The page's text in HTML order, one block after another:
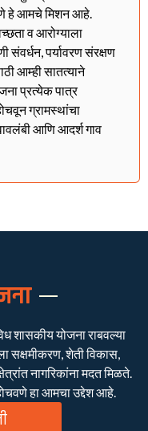
हे आमचे मिशन आहे.
व आरोग्याला
संवर्धन, पर्यावरण संरक्षण
आम्ही सातत्याने
प्रत्येक पात्र
ग्रामस्थांचा
आणि आदर्श गाव
शासकीय योजना राबवल्या
सक्षमीकरण, शेती विकास,
नागरिकांना मदत मिळते.
हा आमचा उद्देश आहे.